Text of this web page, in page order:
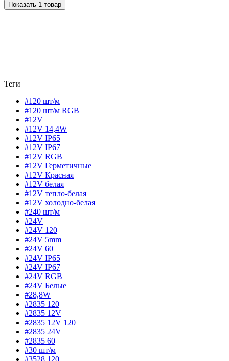
Показать 1 товар
Теги
#120 шт/м
#120 шт/м RGB
#12V
#12V 14,4W
#12V IP65
#12V IP67
#12V RGB
#12V Герметичные
#12V Красная
#12V белая
#12V тепло-белая
#12V холодно-белая
#240 шт/м
#24V
#24V 120
#24V 5mm
#24V 60
#24V IP65
#24V IP67
#24V RGB
#24V Белые
#28,8W
#2835 120
#2835 12V
#2835 12V 120
#2835 24V
#2835 60
#30 шт/м